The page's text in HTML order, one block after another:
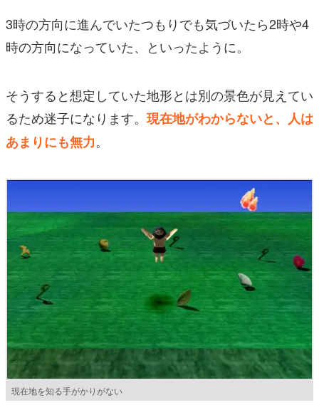
3時の方向に進んでいたつもりでも気づいたら2時や4
時の方向になっていた、といったように。
そうすると想定していた地形とは別の景色が見えてい
るため迷子になります。 現在地がわからないと、人は
あまりにも無力。
現在地を知る手がかりがない